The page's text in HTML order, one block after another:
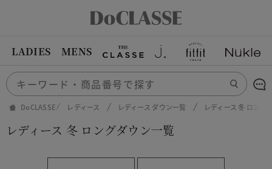
LADIES MENS
DoCLASSE レディース レディース ダウン一覧 レディース 冬 ロング
レディース 冬 ロングダウン一覧